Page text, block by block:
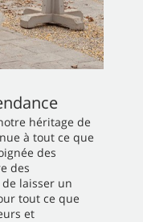
héritage de
à tout ce que
des
des
laisser un
tout ce que
et